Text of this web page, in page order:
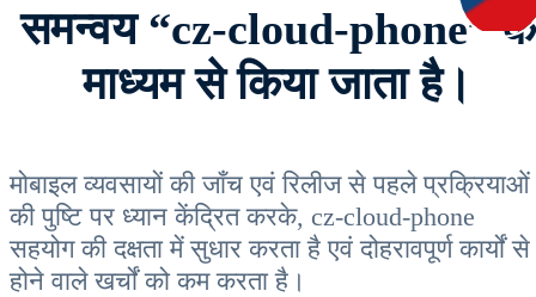
समन्वय “cz-cloud-phone” के
माध्यम से किया जाता है।
मोबाइल व्यवसायों की जाँच एवं रिलीज से पहले प्रक्रियाओं
की पुष्टि पर ध्यान केंद्रित करके, cz-cloud-phone
सहयोग की दक्षता में सुधार करता है एवं दोहरावपूर्ण कार्यों से
होने वाले खर्चों को कम करता है।